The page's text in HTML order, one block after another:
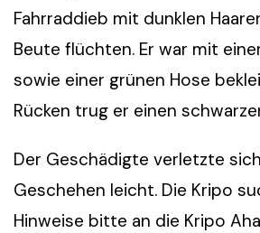
Fahrraddieb mit dunklen
Beute flüchten. Er war mit
sowie einer grünen Hose
Rücken trug er einen
Der Geschädigte verletzte
Geschehen leicht. Die Kripo
Hinweise bitte an die Kripo